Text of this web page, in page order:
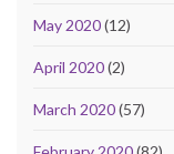
May 2020(12)
April 2020(2)
March 2020(57)